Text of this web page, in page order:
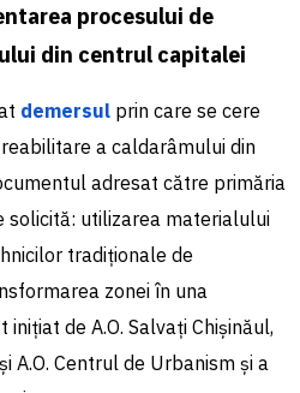
procesului de
din centrul capitalei
demersul prin care se cere
a caldarâmului din
adresat către primăria
solicită: utilizarea materialului
tradiționale de
zonei în una
de A.O. Salvați Chișinăul,
A.O. Centrul de Urbanism și a